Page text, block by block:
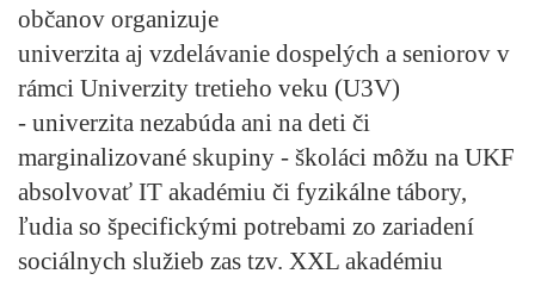
občanov organizuje
univerzita aj vzdelávanie dospelých a seniorov v
rámci Univerzity tretieho veku (U3V)
- univerzita nezabúda ani na deti či
marginalizované skupiny - školáci môžu na UKF
absolvovať IT akadémiu či fyzikálne tábory,
ľudia so špecifickými potrebami zo zariadení
sociálnych služieb zas tzv. XXL akadémiu